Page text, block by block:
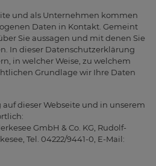
und als Unternehmen kommen
Daten in Kontakt. Gemeint
Sie aussagen und mit denen Sie
In dieser Datenschutzerklärung
in welcher Weise, zu welchem
Grundlage wir Ihre Daten
dieser Webseite und in unserem
GmbH & Co. KG, Rudolf-
Tel. 04222/9441-0, E-Mail: